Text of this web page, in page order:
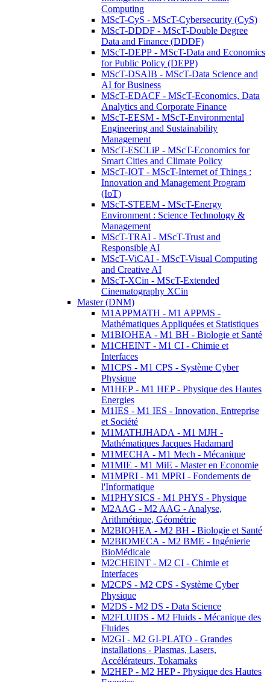
Computing
MScT-CyS - MScT-Cybersecurity (CyS)
MScT-DDDF - MScT-Double Degree
Data and Finance (DDDF)
MScT-DEPP - MScT-Data and Economics
for Public Policy (DEPP)
MScT-DSAIB - MScT-Data Science and
AI for Business
MScT-EDACF - MScT-Economics, Data
Analytics and Corporate Finance
MScT-EESM - MScT-Environmental
Engineering and Sustainability
Management
MScT-ESCLiP - MScT-Economics for
Smart Cities and Climate Policy
MScT-IOT - MScT-Internet of Things :
Innovation and Management Program
(IoT)
MScT-STEEM - MScT-Energy
Environment : Science Technology &
Management
MScT-TRAI - MScT-Trust and
Responsible AI
MScT-ViCAI - MScT-Visual Computing
and Creative AI
MScT-XCin - MScT-Extended
Cinematography XCin
Master (DNM)
M1APPMATH - M1 APPMS -
Mathématiques Appliquées et Statistiques
M1BIOHEA - M1 BH - Biologie et Santé
M1CHEINT - M1 CI - Chimie et
Interfaces
M1CPS - M1 CPS - Système Cyber
Physique
M1HEP - M1 HEP - Physique des Hautes
Energies
M1IES - M1 IES - Innovation, Entreprise
et Société
M1MATHJHADA - M1 MJH -
Mathématiques Jacques Hadamard
M1MECHA - M1 Mech - Mécanique
M1MIE - M1 MiE - Master en Economie
M1MPRI - M1 MPRI - Fondements de
l'Informatique
M1PHYSICS - M1 PHYS - Physique
M2AAG - M2 AAG - Analyse,
Arithmétique, Géométrie
M2BIOHEA - M2 BH - Biologie et Santé
M2BIOMECA - M2 BME - Ingénierie
BioMédicale
M2CHEINT - M2 CI - Chimie et
Interfaces
M2CPS - M2 CPS - Système Cyber
Physique
M2DS - M2 DS - Data Science
M2FLUIDS - M2 Fluids - Mécanique des
Fluides
M2GI - M2 GI-PLATO - Grandes
installations - Plasmas, Lasers,
Accélérateurs, Tokamaks
M2HEP - M2 HEP - Physique des Hautes